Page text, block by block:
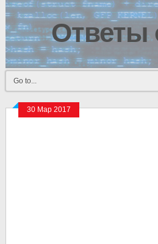
Ответы
30 Мар 2017